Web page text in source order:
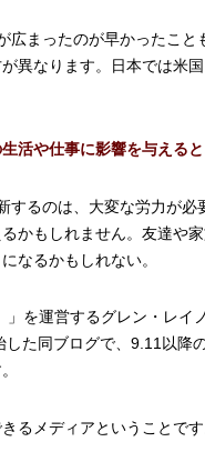
まったのが早かったこ
異なります。日本では米
や仕事に影響を与えると
るのは、大変な労力が必
かもしれません。友達や
なるかもしれない。
」を運営するグレン・レイ
た同ブログで、9.11以
るメディアということで